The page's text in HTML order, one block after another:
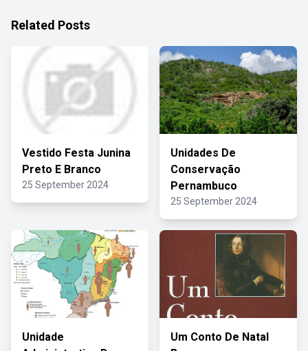
Related Posts
Vestido Festa Junina
Preto E Branco
25 September 2024
Unidades De
Conservação
Pernambuco
25 September 2024
Unidade
Um Conto De Natal